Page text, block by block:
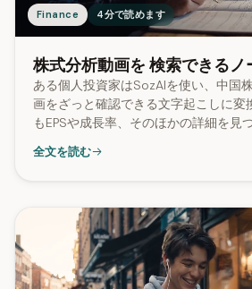
Finance 4分で読めます
株式分析動画を 検索できるノ
ある個人投資家はSozAIを使い、中国
画をざっと確認できる文字起こしに変
もEPSや成長率、そのほかの詳細を見
全文を読む